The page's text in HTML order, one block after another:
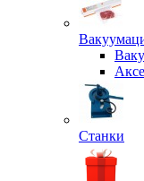
Станки